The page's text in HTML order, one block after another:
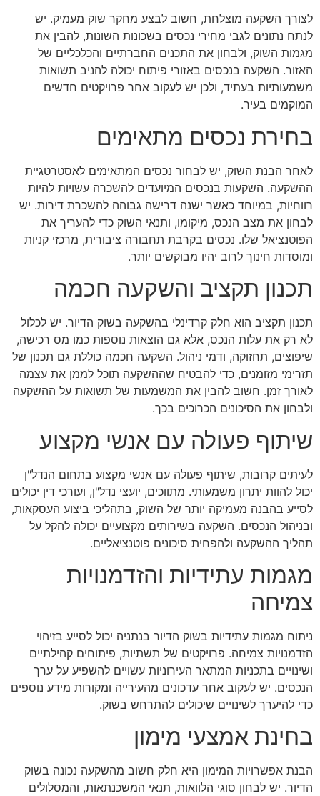
לצורך השקעה מוצלחת, חשוב לבצע מחקר שוק מעמיק. יש
לנתח נתונים לגבי מחירי נכסים בשכונות השונות, להבין את
מגמות השוק, ולבחון את התכנים החברתיים והכלכליים של
האזור. השקעה בנכסים באזורי פיתוח יכולה להניב תשואות
משמעותיות בעתיד, ולכן יש לעקוב אחר פרויקטים חדשים
המוקמים בעיר.
בחירת נכסים מתאימים
לאחר הבנת השוק, יש לבחור נכסים המתאימים לאסטרטגיית
ההשקעה. השקעות בנכסים המיועדים להשכרה עשויות להיות
רווחיות, במיוחד כאשר ישנה דרישה גבוהה להשכרת דירות. יש
לבחון את מצב הנכס, מיקומו, ותנאי השוק כדי להעריך את
הפוטנציאל שלו. נכסים בקרבת תחבורה ציבורית, מרכזי קניות
ומוסדות חינוך לרוב יהיו מבוקשים יותר.
תכנון תקציב והשקעה חכמה
תכנון תקציב הוא חלק קרדינלי בהשקעה בשוק הדיור. יש לכלול
לא רק את עלות הנכס, אלא גם הוצאות נוספות כמו מס רכישה,
שיפוצים, תחזוקה, ודמי ניהול. השקעה חכמה כוללת גם תכנון של
תזרימי מזומנים, כדי להבטיח שההשקעה תוכל לממן את עצמה
לאורך זמן. חשוב להבין את המשמעות של תשואות על ההשקעה
ולבחון את הסיכונים הכרוכים בכך.
שיתוף פעולה עם אנשי מקצוע
לעיתים קרובות, שיתוף פעולה עם אנשי מקצוע בתחום הנדל"ן
יכול להוות יתרון משמעותי. מתווכים, יועצי נדל"ן, ועורכי דין יכולים
לסייע בהבנה מעמיקה יותר של השוק, בתהליכי ביצוע העסקאות,
ובניהול הנכסים. השקעה בשירותים מקצועיים יכולה להקל על
תהליך ההשקעה ולהפחית סיכונים פוטנציאליים.
מגמות עתידיות והזדמנויות
צמיחה
ניתוח מגמות עתידיות בשוק הדיור בנתניה יכול לסייע בזיהוי
הזדמנויות צמיחה. פרויקטים של תשתיות, פיתוחים קהילתיים
ושינויים בתכניות המתאר העירוניות עשויים להשפיע על ערך
הנכסים. יש לעקוב אחר עדכונים מהעירייה ומקורות מידע נוספים
כדי להיערך לשינויים שיכולים להתרחש בשוק.
בחינת אמצעי מימון
הבנת אפשרויות המימון היא חלק חשוב מהשקעה נכונה בשוק
הדיור. יש לבחון סוגי הלוואות, תנאי המשכנתאות, והמסלולים